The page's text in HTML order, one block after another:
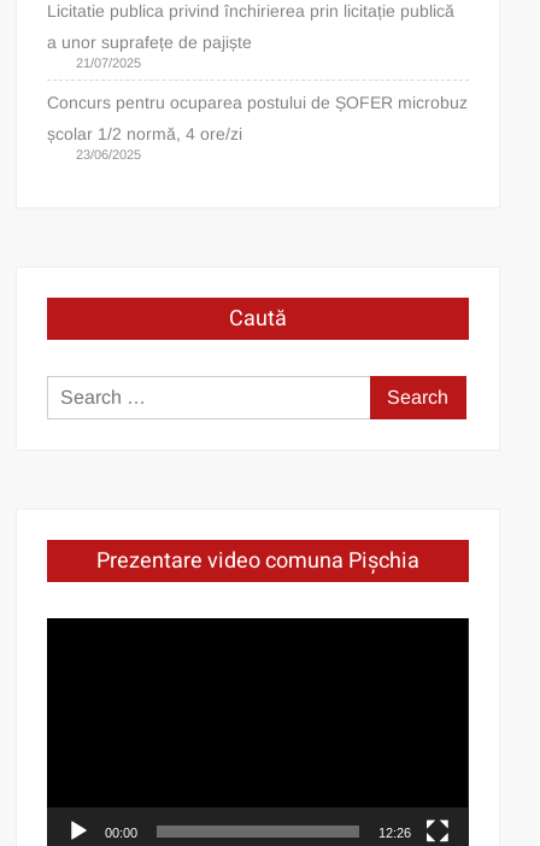
Licitatie publica privind închirierea prin licitație publică
a unor suprafețe de pajiște
21/07/2025
Concurs pentru ocuparea postului de ȘOFER microbuz
școlar 1/2 normă, 4 ore/zi
23/06/2025
Caută
Search
for:
Prezentare video comuna Pișchia
00:00 12:26